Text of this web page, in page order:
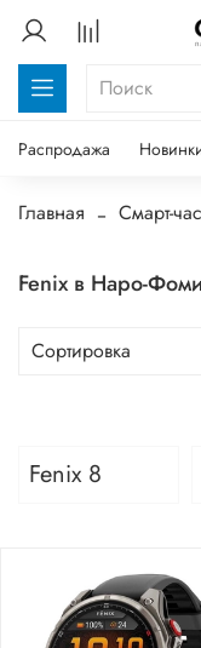
Распродажа
Главная Смарт-
Fenix в Наро-
Fenix 8